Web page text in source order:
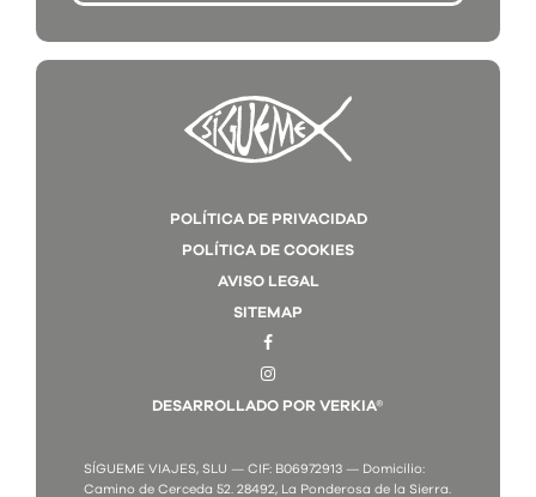
POLÍTICA DE PRIVACIDAD
POLÍTICA DE COOKIES
AVISO LEGAL
SITEMAP
DESARROLLADO POR VERKIA®
SÍGUEME VIAJES, SLU — CIF: B06972913 — Domicilio:
Camino de Cerceda 52. 28492, La Ponderosa de la Sierra.